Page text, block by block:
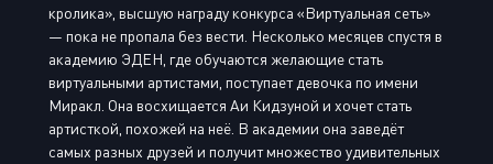
кролика», высшую награду конкурса «Виртуальная сеть»
— пока не пропала без вести. Несколько месяцев спустя в
академию ЭДЕН, где обучаются желающие стать
виртуальными артистами, поступает девочка по имени
Миракл. Она восхищается Аи Кидзуной и хочет стать
артисткой, похожей на неё. В академии она заведёт
самых разных друзей и получит множество удивительных